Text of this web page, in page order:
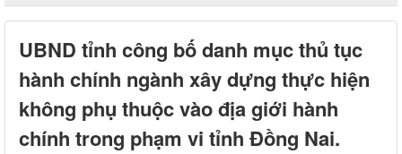
UBND tỉnh công bố danh mục thủ tục
hành chính ngành xây dựng thực hiện
không phụ thuộc vào địa giới hành
chính trong phạm vi tỉnh Đồng Nai.